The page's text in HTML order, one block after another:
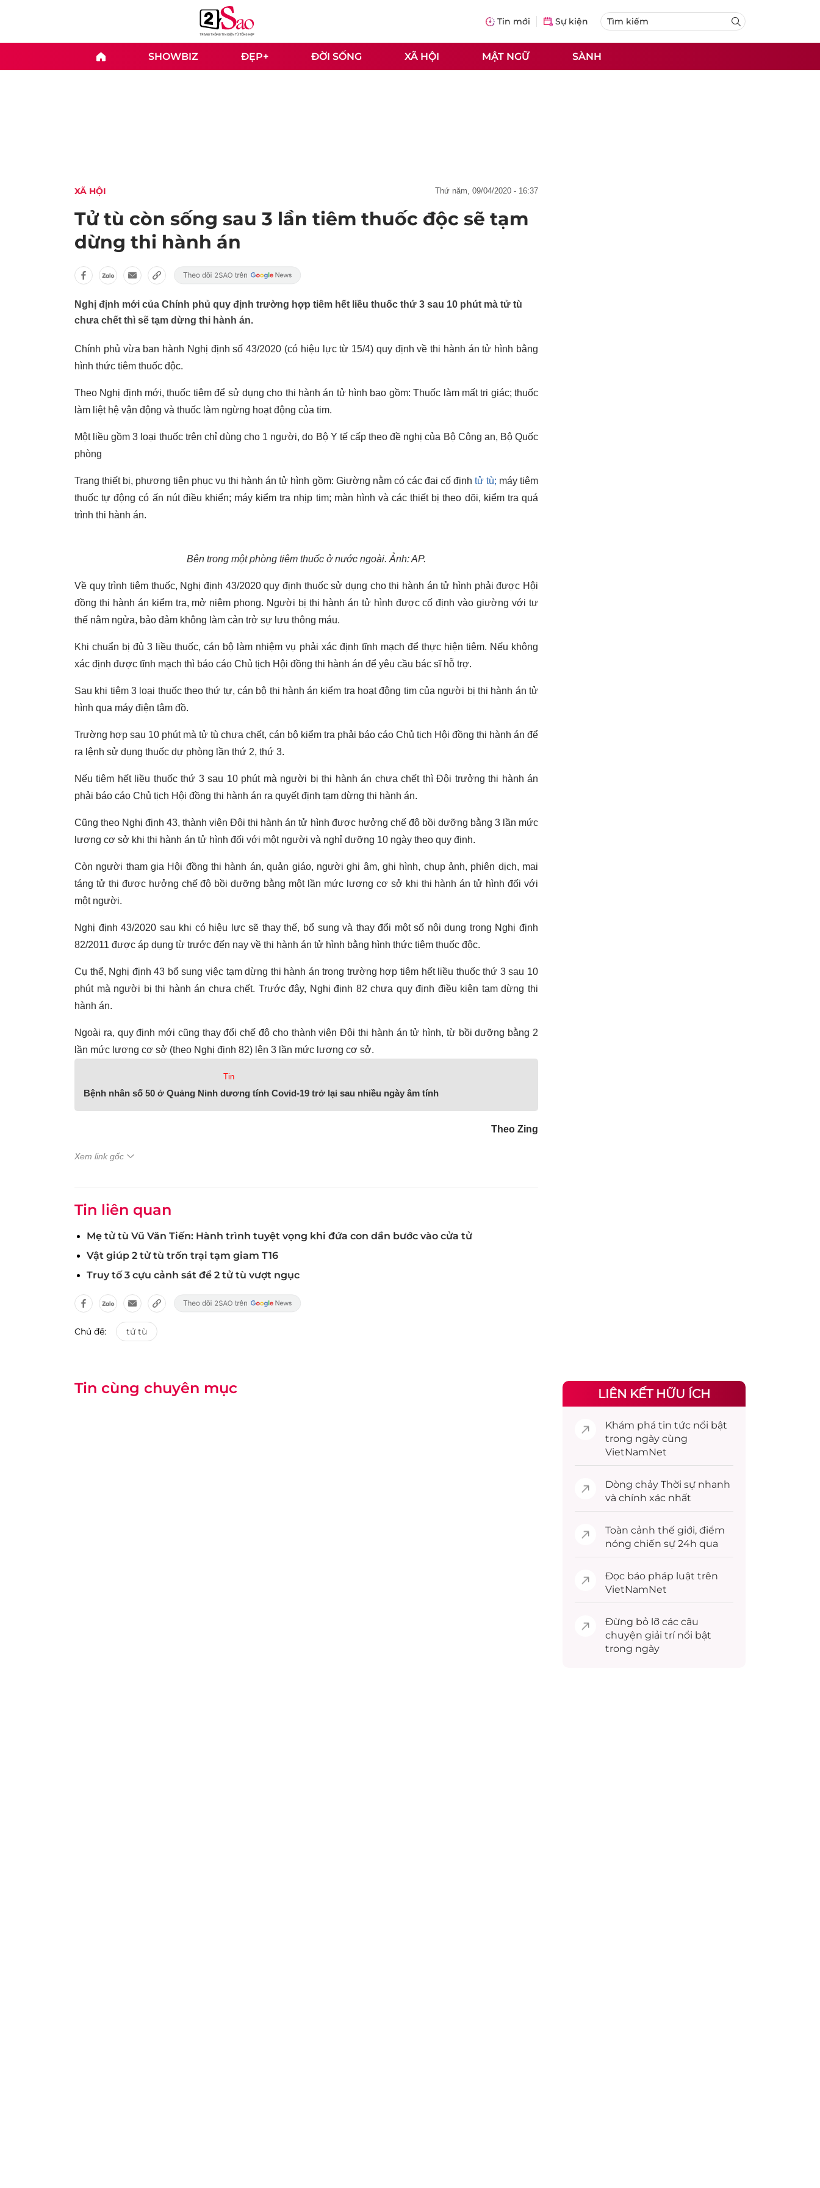
Tin mới Sự kiện
SHOWBIZ ĐẸP+ ĐỜI SỐNG XÃ HỘI MẬT NGỮ SÀNH
XÃ HỘI thứ năm, 09/04/2020 - 16:37
Tử tù còn sống sau 3 lần tiêm thuốc độc sẽ tạm
dừng thi hành án
Nghị định mới của Chính phủ quy định trường hợp tiêm hết liều thuốc thứ 3 sau 10 phút mà tử tù
chưa chết thì sẽ tạm dừng thi hành án.
Chính phủ vừa ban hành Nghị định số 43/2020 (có hiệu lực từ 15/4) quy định về thi hành án tử hình bằng
hình thức tiêm thuốc độc.
Theo Nghị định mới, thuốc tiêm để sử dụng cho thi hành án tử hình bao gồm: Thuốc làm mất tri giác; thuốc
làm liệt hệ vận động và thuốc làm ngừng hoạt động của tim.
Một liều gồm 3 loại thuốc trên chỉ dùng cho 1 người, do Bộ Y tế cấp theo đề nghị của Bộ Công an, Bộ Quốc
phòng
Trang thiết bị, phương tiện phục vụ thi hành án tử hình gồm: Giường nằm có các đai cố định tử tù; máy tiêm
thuốc tự động có ấn nút điều khiển; máy kiểm tra nhịp tim; màn hình và các thiết bị theo dõi, kiểm tra quá
trình thi hành án.
Bên trong một phòng tiêm thuốc ở nước ngoài. Ảnh: AP.
Về quy trình tiêm thuốc, Nghị định 43/2020 quy định thuốc sử dụng cho thi hành án tử hình phải được Hội
đồng thi hành án kiểm tra, mở niêm phong. Người bị thi hành án tử hình được cố định vào giường với tư
thế nằm ngửa, bảo đảm không làm cản trở sự lưu thông máu.
Khi chuẩn bị đủ 3 liều thuốc, cán bộ làm nhiệm vụ phải xác định tĩnh mạch để thực hiện tiêm. Nếu không
xác định được tĩnh mạch thì báo cáo Chủ tịch Hội đồng thi hành án để yêu cầu bác sĩ hỗ trợ.
Sau khi tiêm 3 loại thuốc theo thứ tự, cán bộ thi hành án kiểm tra hoạt động tim của người bị thi hành án tử
hình qua máy điện tâm đồ.
Trường hợp sau 10 phút mà tử tù chưa chết, cán bộ kiểm tra phải báo cáo Chủ tịch Hội đồng thi hành án để
ra lệnh sử dụng thuốc dự phòng lần thứ 2, thứ 3.
Nếu tiêm hết liều thuốc thứ 3 sau 10 phút mà người bị thi hành án chưa chết thì Đội trưởng thi hành án
phải báo cáo Chủ tịch Hội đồng thi hành án ra quyết định tạm dừng thi hành án.
Cũng theo Nghị định 43, thành viên Đội thi hành án tử hình được hưởng chế độ bồi dưỡng bằng 3 lần mức
lương cơ sở khi thi hành án tử hình đối với một người và nghỉ dưỡng 10 ngày theo quy định.
Còn người tham gia Hội đồng thi hành án, quản giáo, người ghi âm, ghi hình, chụp ảnh, phiên dịch, mai
táng tử thi được hưởng chế độ bồi dưỡng bằng một lần mức lương cơ sở khi thi hành án tử hình đối với
một người.
Nghị định 43/2020 sau khi có hiệu lực sẽ thay thế, bổ sung và thay đổi một số nội dung trong Nghị định
82/2011 được áp dụng từ trước đến nay về thi hành án tử hình bằng hình thức tiêm thuốc độc.
Cụ thể, Nghị định 43 bổ sung việc tạm dừng thi hành án trong trường hợp tiêm hết liều thuốc thứ 3 sau 10
phút mà người bị thi hành án chưa chết. Trước đây, Nghị định 82 chưa quy định điều kiện tạm dừng thi
hành án.
Ngoài ra, quy định mới cũng thay đổi chế độ cho thành viên Đội thi hành án tử hình, từ bồi dưỡng bằng 2
lần mức lương cơ sở (theo Nghị định 82) lên 3 lần mức lương cơ sở.
Tin
Bệnh nhân số 50 ở Quảng Ninh dương tính Covid-19 trở lại sau nhiều ngày âm tính
Theo Zing
Xem link gốc
Tin liên quan
Mẹ tử tù Vũ Văn Tiến: Hành trình tuyệt vọng khi đứa con dần bước vào cửa tử
Vật giúp 2 tử tù trốn trại tạm giam T16
Truy tố 3 cựu cảnh sát để 2 tử tù vượt ngục
Chủ đề: tử tù
Tin cùng chuyên mục LIÊN KẾT HỮU ÍCH
Khám phá tin tức nổi bật
trong ngày cùng
VietNamNet
Dòng chảy Thời sự nhanh
và chính xác nhất
Toàn cảnh thế giới, điểm
nóng chiến sự 24h qua
Đọc báo pháp luật trên
VietNamNet
Đừng bỏ lỡ các câu
chuyện giải trínổi bật
trong ngày